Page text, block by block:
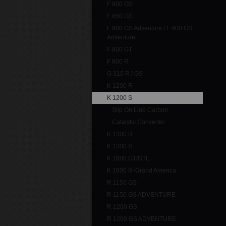
F 800 GS
F 850 GS
F 800 GS Adventure / F 900 GS
Adventure
F 800 GT
F 800 R
G 310 R / GS
K 1200 R
K 1200 S
Slip On Line Carbon
Catalytic Converter
K 1300 R
K 1300 S
K 1600 GT/GTL
K 1600 B /Grand America
R 1150 GS
R 1150 GS ADVENTURE
R 1200 GS
R 1200 GS ADVENTURE